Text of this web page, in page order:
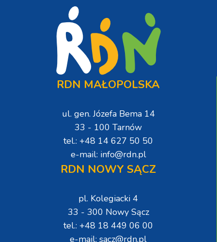
RDN MAŁOPOLSKA
ul. gen. Józefa Bema 14
33 - 100 Tarnów
tel.: +48 14 627 50 50
e-mail: info@rdn.pl
RDN NOWY SĄCZ
pl. Kolegiacki 4
33 - 300 Nowy Sącz
tel.: +48 18 449 06 00
e-mail: sacz@rdn.pl